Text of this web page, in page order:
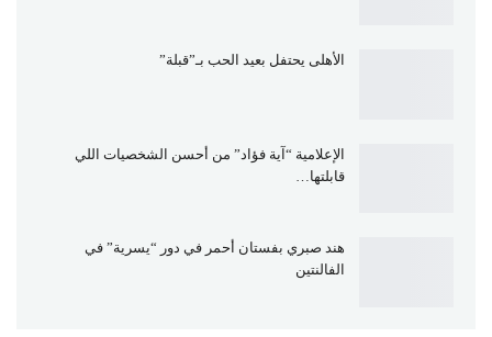
الأهلى يحتفل بعيد الحب بـ”قبلة”
الإعلامية “آية فؤاد” من أحسن الشخصيات اللي
قابلتها…
هند صبري بفستان أحمر في دور “يسرية” في
الفالنتين